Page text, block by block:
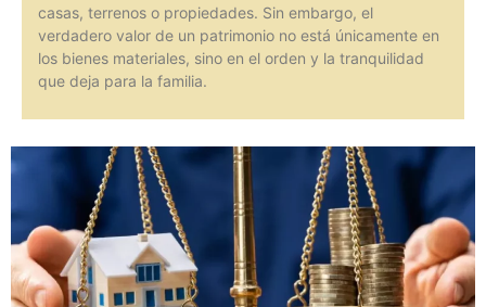
casas, terrenos o propiedades. Sin embargo, el
verdadero valor de un patrimonio no está únicamente en
los bienes materiales, sino en el orden y la tranquilidad
que deja para la familia.